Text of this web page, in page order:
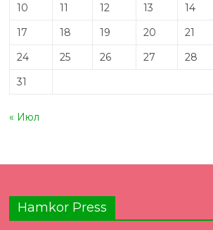
10
11 12 13 14
17
18 19 20 21
24
25 26 27 28
31
« Июл
Hamkor Press